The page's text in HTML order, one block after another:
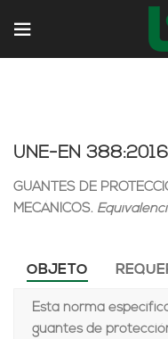
UNE-EN
GUANTES DE
MECÁNICOS.
OBJETO
Esta norma
guantes de